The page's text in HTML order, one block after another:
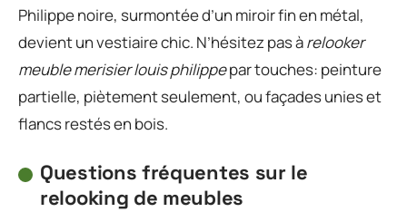
Philippe noire, surmontée d’un miroir fin en métal,
devient un vestiaire chic. N’hésitez pas àrelooker
meuble merisier louis philippepar touches: peinture
partielle, piètement seulement, ou façades unies et
flancs restés en bois.
Questions fréquentes sur le
relooking de meubles